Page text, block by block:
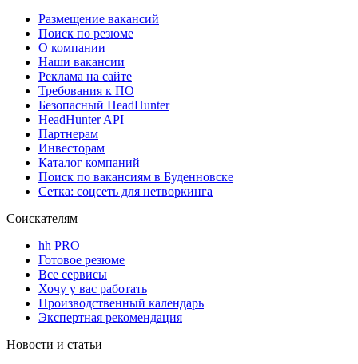
Размещение вакансий
Поиск по резюме
О компании
Наши вакансии
Реклама на сайте
Требования к ПО
Безопасный HeadHunter
HeadHunter API
Партнерам
Инвесторам
Каталог компаний
Поиск по вакансиям в Буденновске
Сетка: соцсеть для нетворкинга
Соискателям
hh PRO
Готовое резюме
Все сервисы
Хочу у вас работать
Производственный календарь
Экспертная рекомендация
Новости и статьи